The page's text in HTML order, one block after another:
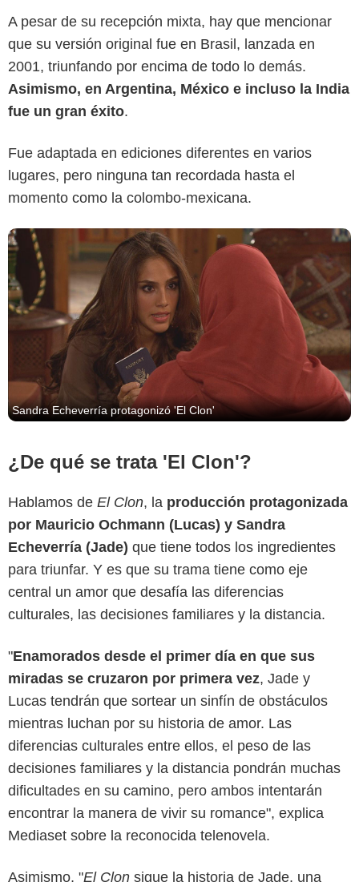
A pesar de su recepción mixta, hay que mencionar
que su versión original fue en Brasil, lanzada en
2001, triunfando por encima de todo lo demás.
Asimismo, en Argentina, México e incluso la India
fue un gran éxito.
Fue adaptada en ediciones diferentes en varios
lugares, pero ninguna tan recordada hasta el
momento como la colombo-mexicana.
Telemundo
Sandra Echeverría protagonizó 'El Clon'
¿De qué se trata 'El Clon'?
Hablamos de El Clon, la producción protagonizada
por Mauricio Ochmann (Lucas) y Sandra
Echeverría (Jade) que tiene todos los ingredientes
para triunfar. Y es que su trama tiene como eje
central un amor que desafía las diferencias
culturales, las decisiones familiares y la distancia.
"Enamorados desde el primer día en que sus
miradas se cruzaron por primera vez, Jade y
Lucas tendrán que sortear un sinfín de obstáculos
mientras luchan por su historia de amor. Las
diferencias culturales entre ellos, el peso de las
decisiones familiares y la distancia pondrán muchas
dificultades en su camino, pero ambos intentarán
encontrar la manera de vivir su romance", explica
Mediaset sobre la reconocida telenovela.
Asimismo, "El Clon sigue la historia de Jade, una